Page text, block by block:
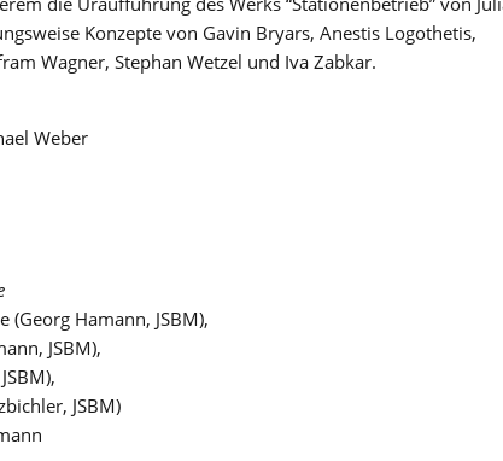
Konzepte von Gavin Bryars, Anestis Logothetis,
Wagner, Stephan Wetzel und Iva Zabkar.
Weber
Hamann, JSBM),
JSBM),
JSBM)